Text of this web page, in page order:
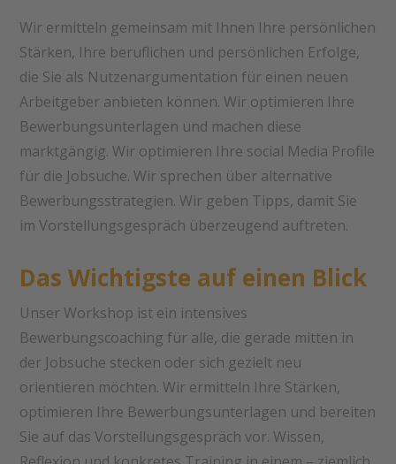
Wir ermitteln gemeinsam mit Ihnen Ihre persönlichen
Stärken, Ihre beruflichen und persönlichen Erfolge,
die Sie als Nutzenargumentation für einen neuen
Arbeitgeber anbieten können. Wir optimieren Ihre
Bewerbungsunterlagen und machen diese
marktgängig. Wir optimieren Ihre social Media Profile
für die Jobsuche. Wir sprechen über alternative
Bewerbungsstrategien. Wir geben Tipps, damit Sie
im Vorstellungsgespräch überzeugend auftreten.
Das Wichtigste auf einen Blick
Unser Workshop ist ein intensives
Bewerbungscoaching für alle, die gerade mitten in
der Jobsuche stecken oder sich gezielt neu
orientieren möchten. Wir ermitteln Ihre Stärken,
optimieren Ihre Bewerbungsunterlagen und bereiten
Sie auf das Vorstellungsgespräch vor. Wissen,